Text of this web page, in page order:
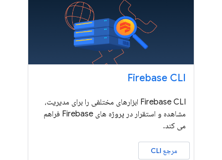
Firebase CLI
Firebase CLI ابزارهای مختلفی را برای مدیریت،
مشاهده و استقرار در پروژه های Firebase فراهم
می کند.
مرجع CLI